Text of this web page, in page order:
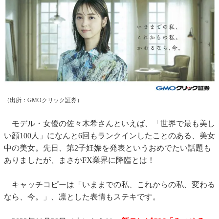
（出所：GMOクリック証券）
モデル・女優の佐々木希さんといえば、「世界で最も美し
い顔100人」になんと6回もランクインしたことのある、美女
中の美女。先日、第2子妊娠を発表というおめでたい話題も
ありましたが、まさかFX業界に降臨とは！
キャッチコピーは「いままでの私、これからの私、変わる
なら、今。」、凛とした表情もステキです。